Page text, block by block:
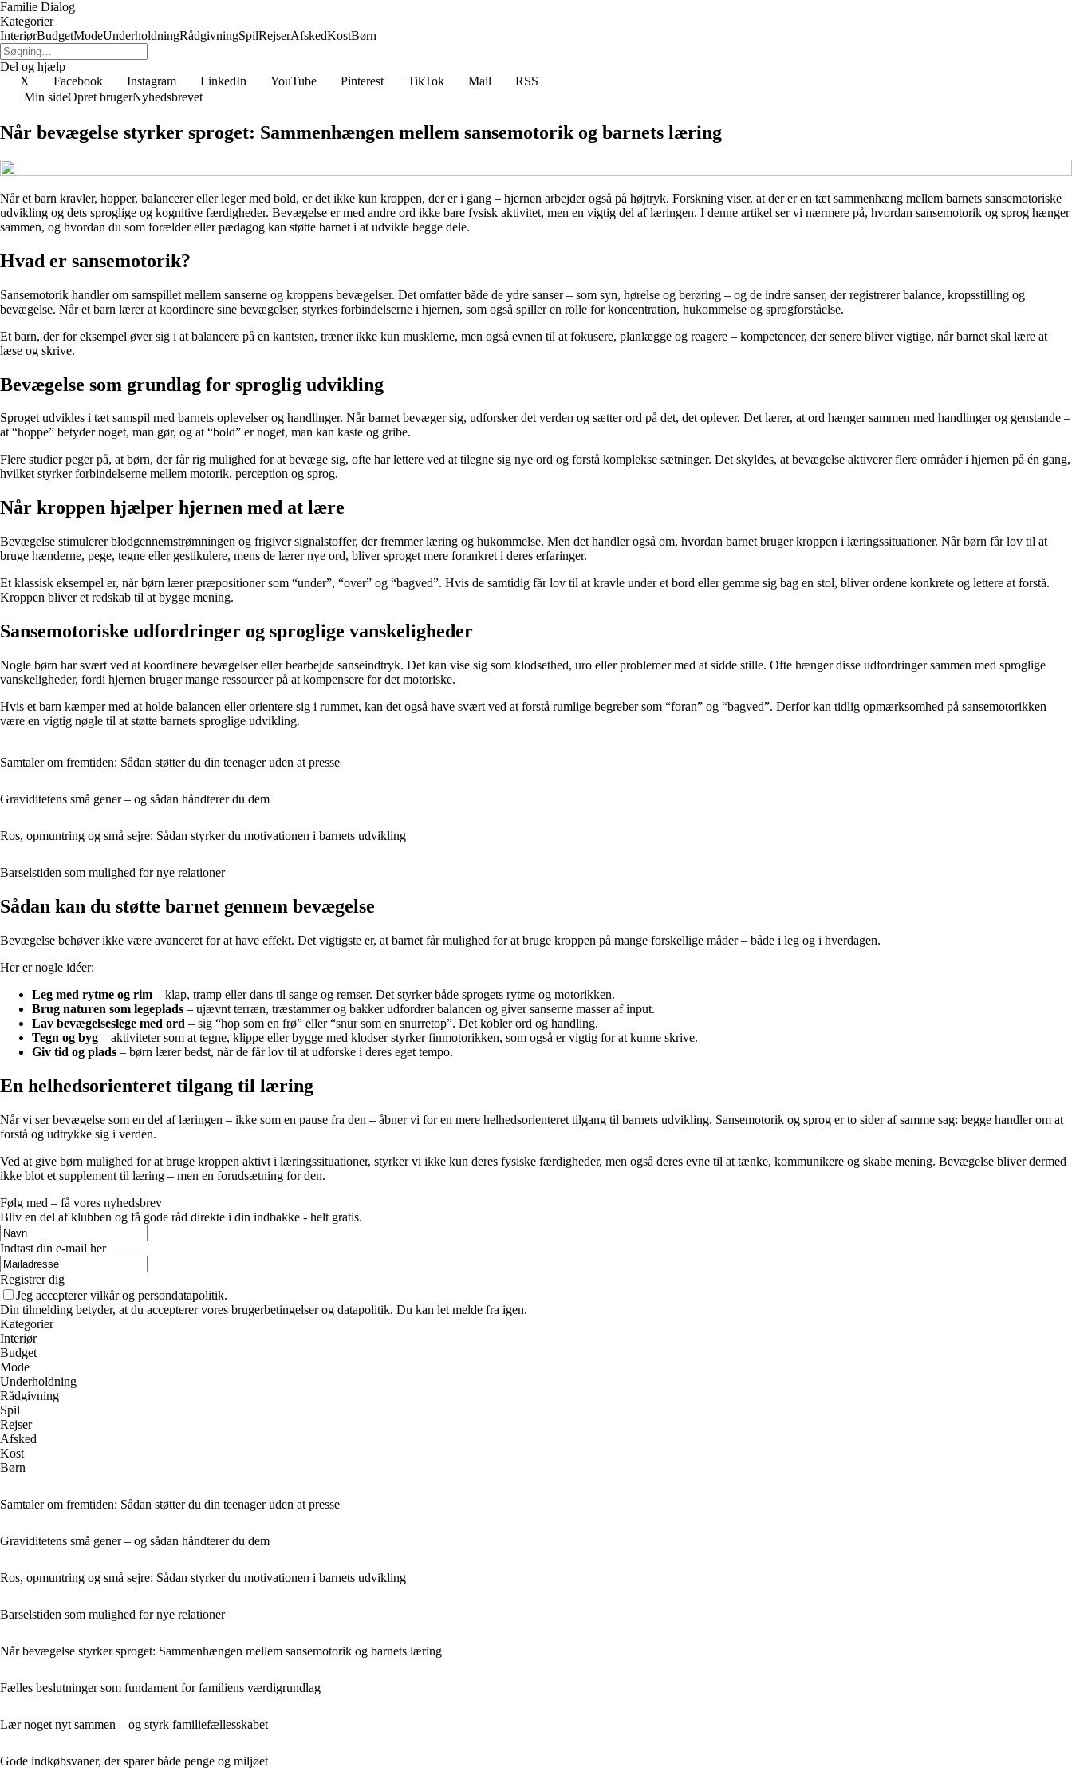
Familie Dialog
Kategorier
InteriørBudgetModeUnderholdningRådgivningSpilRejserAfskedKostBørn
Del og hjælp
X
Facebook Instagram LinkedIn YouTube Pinterest TikTok Mail
RSS
Min sideOpret brugerNyhedsbrevet
Når bevægelse styrker sproget: Sammenhængen mellem sansemotorik og barnets læring
Når et barn kravler, hopper, balancerer eller leger med bold, er det ikke kun kroppen, der er i gang – hjernen arbejder også på højtryk. Forskning viser, at der er en tæt sammenhæng mellem barnets sansemotoriske
udvikling og dets sproglige og kognitive færdigheder. Bevægelse er med andre ord ikke bare fysisk aktivitet, men en vigtig del af læringen. I denne artikel ser vi nærmere på, hvordan sansemotorik og sprog hænger
sammen, og hvordan du som forælder eller pædagog kan støtte barnet i at udvikle begge dele.
Hvad er sansemotorik?
Sansemotorik handler om samspillet mellem sanserne og kroppens bevægelser. Det omfatter både de ydre sanser – som syn, hørelse og berøring – og de indre sanser, der registrerer balance, kropsstilling og
bevægelse. Når et barn lærer at koordinere sine bevægelser, styrkes forbindelserne i hjernen, som også spiller en rolle for koncentration, hukommelse og sprogforståelse.
Et barn, der for eksempel øver sig i at balancere på en kantsten, træner ikke kun musklerne, men også evnen til at fokusere, planlægge og reagere – kompetencer, der senere bliver vigtige, når barnet skal lære at
læse og skrive.
Bevægelse som grundlag for sproglig udvikling
Sproget udvikles i tæt samspil med barnets oplevelser og handlinger. Når barnet bevæger sig, udforsker det verden og sætter ord på det, det oplever. Det lærer, at ord hænger sammen med handlinger og genstande –
at “hoppe” betyder noget, man gør, og at “bold” er noget, man kan kaste og gribe.
Flere studier peger på, at børn, der får rig mulighed for at bevæge sig, ofte har lettere ved at tilegne sig nye ord og forstå komplekse sætninger. Det skyldes, at bevægelse aktiverer flere områder i hjernen på én gang,
hvilket styrker forbindelserne mellem motorik, perception og sprog.
Når kroppen hjælper hjernen med at lære
Bevægelse stimulerer blodgennemstrømningen og frigiver signalstoffer, der fremmer læring og hukommelse. Men det handler også om, hvordan barnet bruger kroppen i læringssituationer. Når børn får lov til at
bruge hænderne, pege, tegne eller gestikulere, mens de lærer nye ord, bliver sproget mere forankret i deres erfaringer.
Et klassisk eksempel er, når børn lærer præpositioner som “under”, “over” og “bagved”. Hvis de samtidig får lov til at kravle under et bord eller gemme sig bag en stol, bliver ordene konkrete og lettere at forstå.
Kroppen bliver et redskab til at bygge mening.
Sansemotoriske udfordringer og sproglige vanskeligheder
Nogle børn har svært ved at koordinere bevægelser eller bearbejde sanseindtryk. Det kan vise sig som klodsethed, uro eller problemer med at sidde stille. Ofte hænger disse udfordringer sammen med sproglige
vanskeligheder, fordi hjernen bruger mange ressourcer på at kompensere for det motoriske.
Hvis et barn kæmper med at holde balancen eller orientere sig i rummet, kan det også have svært ved at forstå rumlige begreber som “foran” og “bagved”. Derfor kan tidlig opmærksomhed på sansemotorikken
være en vigtig nøgle til at støtte barnets sproglige udvikling.
Samtaler om fremtiden: Sådan støtter du din teenager uden at presse
Graviditetens små gener – og sådan håndterer du dem
Ros, opmuntring og små sejre: Sådan styrker du motivationen i barnets udvikling
Barselstiden som mulighed for nye relationer
Sådan kan du støtte barnet gennem bevægelse
Bevægelse behøver ikke være avanceret for at have effekt. Det vigtigste er, at barnet får mulighed for at bruge kroppen på mange forskellige måder – både i leg og i hverdagen.
Her er nogle idéer:
Leg med rytme og rim – klap, tramp eller dans til sange og remser. Det styrker både sprogets rytme og motorikken.
Brug naturen som legeplads – ujævnt terræn, træstammer og bakker udfordrer balancen og giver sanserne masser af input.
Lav bevægelseslege med ord – sig “hop som en frø” eller “snur som en snurretop”. Det kobler ord og handling.
Tegn og byg – aktiviteter som at tegne, klippe eller bygge med klodser styrker finmotorikken, som også er vigtig for at kunne skrive.
Giv tid og plads – børn lærer bedst, når de får lov til at udforske i deres eget tempo.
En helhedsorienteret tilgang til læring
Når vi ser bevægelse som en del af læringen – ikke som en pause fra den – åbner vi for en mere helhedsorienteret tilgang til barnets udvikling. Sansemotorik og sprog er to sider af samme sag: begge handler om at
forstå og udtrykke sig i verden.
Ved at give børn mulighed for at bruge kroppen aktivt i læringssituationer, styrker vi ikke kun deres fysiske færdigheder, men også deres evne til at tænke, kommunikere og skabe mening. Bevægelse bliver dermed
ikke blot et supplement til læring – men en forudsætning for den.
Følg med – få vores nyhedsbrev
Bliv en del af klubben og få gode råd direkte i din indbakke - helt gratis.
Indtast din e-mail her
Registrer dig
Jeg accepterer vilkår og persondatapolitik.
Din tilmelding betyder, at du accepterer vores brugerbetingelser og datapolitik. Du kan let melde fra igen.
Kategorier
Interiør
Budget
Mode
Underholdning
Rådgivning
Spil
Rejser
Afsked
Kost
Børn
Samtaler om fremtiden: Sådan støtter du din teenager uden at presse
Graviditetens små gener – og sådan håndterer du dem
Ros, opmuntring og små sejre: Sådan styrker du motivationen i barnets udvikling
Barselstiden som mulighed for nye relationer
Når bevægelse styrker sproget: Sammenhængen mellem sansemotorik og barnets læring
Fælles beslutninger som fundament for familiens værdigrundlag
Lær noget nyt sammen – og styrk familiefællesskabet
Gode indkøbsvaner, der sparer både penge og miljøet